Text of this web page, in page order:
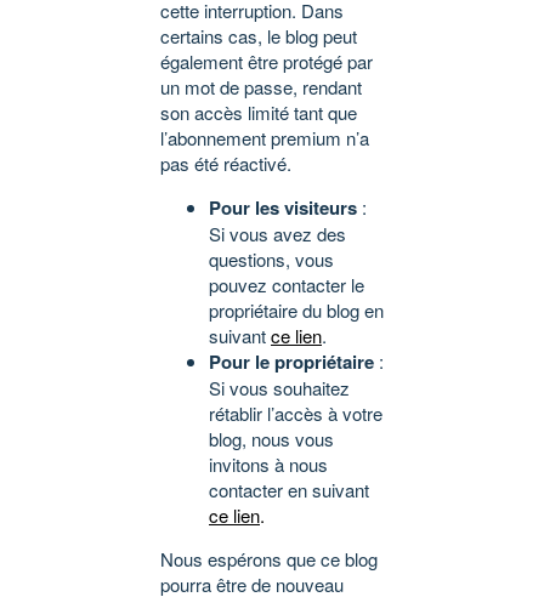
cette interruption. Dans
certains cas, le blog peut
également être protégé par
un mot de passe, rendant
son accès limité tant que
l’abonnement premium n’a
pas été réactivé.
Pour les visiteurs :
Si vous avez des
questions, vous
pouvez contacter le
propriétaire du blog en
suivantce lien.
Pour le propriétaire :
Si vous souhaitez
rétablir l’accès à votre
blog, nous vous
invitons à nous
contacter en suivant
ce lien.
Nous espérons que ce blog
pourra être de nouveau